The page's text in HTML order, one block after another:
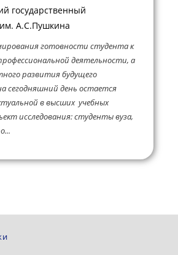
государственный
А.С.Пушкина
готовности студента к
деятельности, а
развития будущего
сегодняшний день остается
в высших учебных
исследования: студенты вуза,